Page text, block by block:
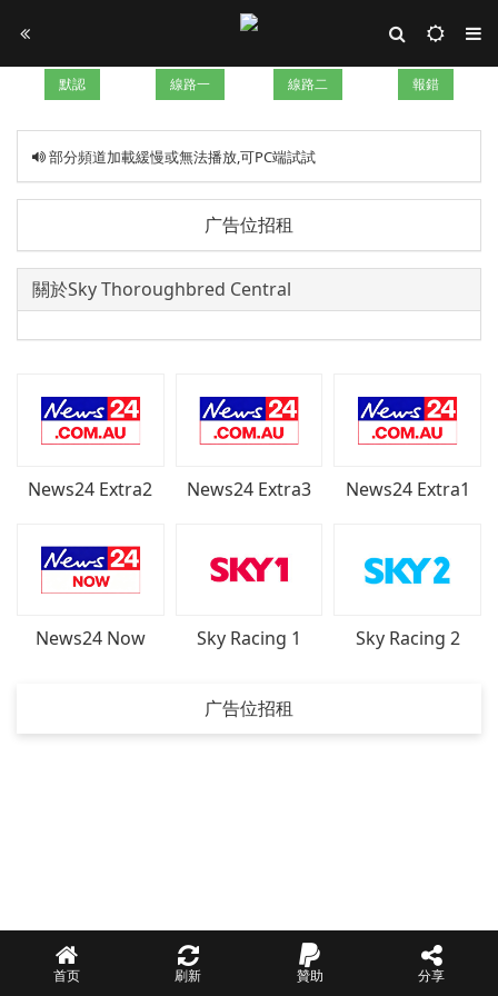
默認 線路一 線路二 報錯
部分頻道加載緩慢或無法播放,可PC端試試
广告位招租
關於Sky Thoroughbred Central
News24 Extra2 News24 Extra3 News24 Extra1
News24 Now Sky Racing 1 Sky Racing 2
广告位招租
首页 刷新 贊助 分享